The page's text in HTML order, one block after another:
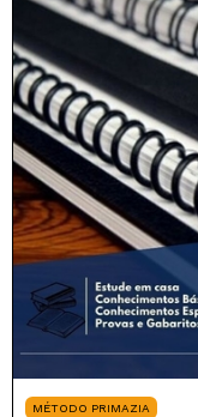
MÉTODO PRIMAZIA